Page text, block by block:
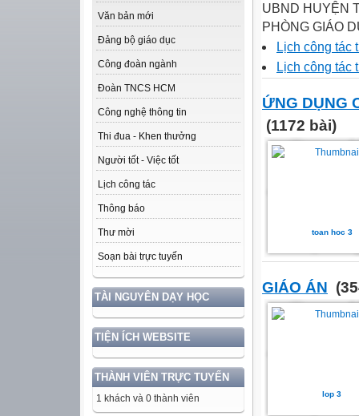
Văn bản mới
Đảng bộ giáo dục
Công đoàn ngành
Đoàn TNCS HCM
Công nghệ thông tin
Thi đua - Khen thưởng
Người tốt - Việc tốt
Lịch công tác
Thông báo
Thư mời
Soạn bài trực tuyến
TÀI NGUYÊN DẠY HỌC
TIỆN ÍCH WEBSITE
THÀNH VIÊN TRỰC TUYẾN
1 khách và 0 thành viên
UBND HUYỆN
PHÒNG GIÁO
Lịch công tác
Lịch công tác
ỨNG DỤNG
(1172 bài)
toan hoc 3
GIÁO ÁN
lop 3